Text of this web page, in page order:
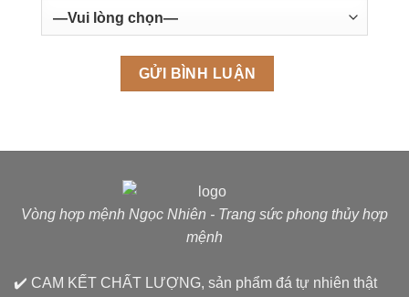
Vòng hợp mệnh Ngọc Nhiên - Trang sức phong thủy hợp
mệnh
✔️ CAM KẾT CHẤT LƯỢNG, sản phẩm đá tự nhiên thật